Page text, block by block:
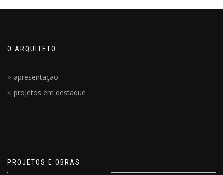
O ARQUITETO
apresentação
projetos em destaque
PROJETOS E OBRAS